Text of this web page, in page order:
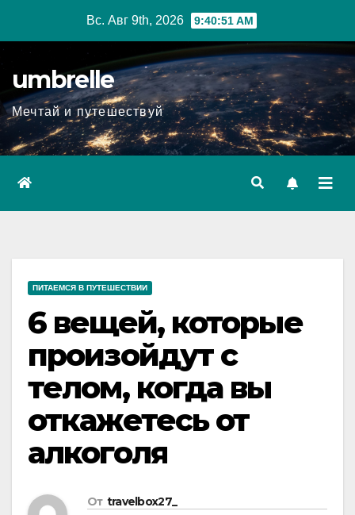
Вс. Авг 9th, 2026 9:40:52 AM
umbrelle
Мечтай и путешествуй
ПИТАЕМСЯ В ПУТЕШЕСТВИИ
6 вещей, которые
произойдут с
телом, когда вы
откажетесь от
алкоголя
От travelbox27_